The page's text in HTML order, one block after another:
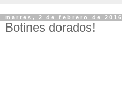
martes, 2 de febrero de 2016
Botines dorados!